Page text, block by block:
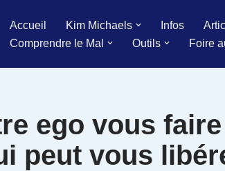
Accueil Kim Michaels Infos
Comprendre le Mal
Outils Foire
ego vous
peut vous